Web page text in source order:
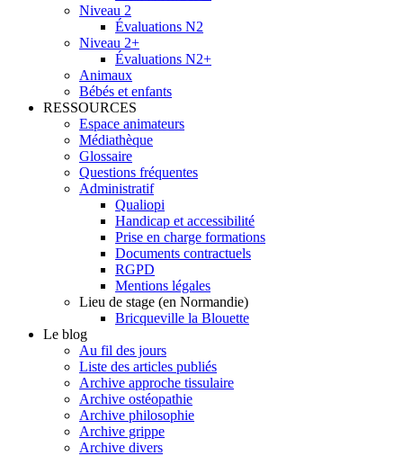
Niveau 2
Évaluations N2
Niveau 2+
Évaluations N2+
Animaux
Bébés et enfants
RESSOURCES
Espace animateurs
Médiathèque
Glossaire
Questions fréquentes
Administratif
Qualiopi
Handicap et accessibilité
Prise en charge formations
Documents contractuels
RGPD
Mentions légales
Lieu de stage (en Normandie)
Bricqueville la Blouette
Le blog
Au fil des jours
Liste des articles publiés
Archive approche tissulaire
Archive ostéopathie
Archive philosophie
Archive grippe
Archive divers